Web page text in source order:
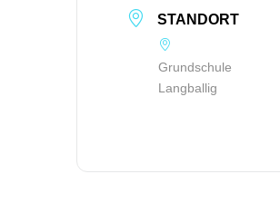
STANDORT
Grundschule
Langballig